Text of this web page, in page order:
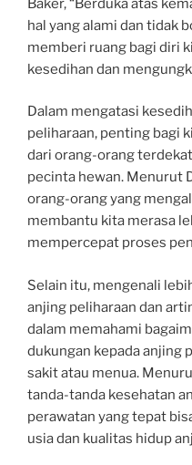
hal yang alami dan tidak
memberi ruang bagi diri
kesedihan dan
Dalam mengatasi
peliharaan, penting bagi
dari orang-orang
pecinta hewan. Menurut
orang-orang yang
membantu kita merasa
mempercepat proses
Selain itu, mengenali
anjing peliharaan dan
dalam memahami
dukungan kepada anjing
sakit atau menua.
tanda-tanda kesehatan
perawatan yang tepat
usia dan kualitas hidup